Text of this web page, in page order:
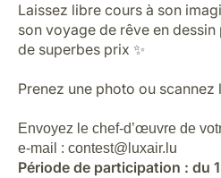
Laissez libre cours à son
son voyage de rêve en
de superbes prix ✨
Prenez une photo ou scannez
Envoyez le chef-d’œuvre de
e-mail : contest@luxair.lu
Période de participation : du